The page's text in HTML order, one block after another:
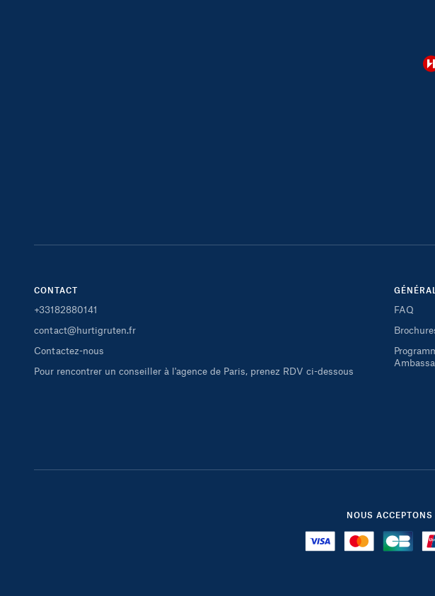
CONTACT
+33182880141
contact@hurtigruten.fr
Contactez-nous
Pour rencontrer un conseiller à l'agence de Paris, prenez RDV ci-dessous
GÉNÉRAL
FAQ
NOUS